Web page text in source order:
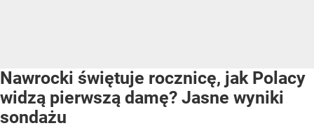
Nawrocki świętuje rocznicę, jak Polacy
widzą pierwszą damę? Jasne wyniki
sondażu